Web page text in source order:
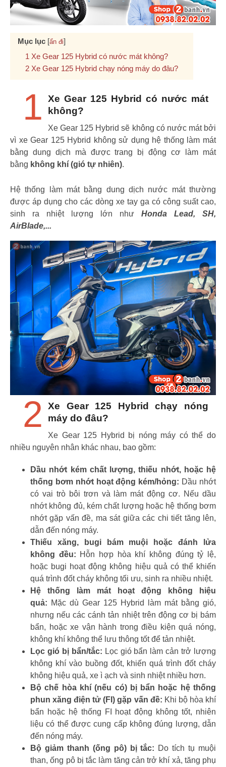
Mục lục [ẩn đi]
Xe Gear 125 Hybrid có nước mát không?
Xe Gear 125 Hybrid chạy nóng máy do đâu?
1
Xe Gear 125 Hybrid có nước mát
không?
Xe Gear 125 Hybrid sẽ không có nước mát bởi
vì xe Gear 125 Hybrid không sử dụng hệ thống làm mát
bằng dung dịch mà được trang bị động cơ làm mát
bằng không khí (gió tự nhiên).
Hệ thống làm mát bằng dung dịch nước mát thường
được áp dụng cho các dòng xe tay ga có công suất cao,
sinh ra nhiệt lượng lớn như Honda Lead, SH,
AirBlade,...
2
Xe Gear 125 Hybrid chạy nóng
máy do đâu?
Xe Gear 125 Hybrid bị nóng máy có thể do
nhiều nguyên nhân khác nhau, bao gồm:
Dầu nhớt kém chất lượng, thiếu nhớt, hoặc hệ
thống bơm nhớt hoạt động kém/hỏng: Dầu nhớt
có vai trò bôi trơn và làm mát động cơ. Nếu dầu
nhớt không đủ, kém chất lượng hoặc hệ thống bơm
nhớt gặp vấn đề, ma sát giữa các chi tiết tăng lên,
dẫn đến nóng máy.
Thiếu xăng, bugi bám muội hoặc đánh lửa
không đều: Hỗn hợp hòa khí không đúng tỷ lệ,
hoặc bugi hoạt động không hiệu quả có thể khiến
quá trình đốt cháy không tối ưu, sinh ra nhiều nhiệt.
Hệ thống làm mát hoạt động không hiệu
quả: Mặc dù Gear 125 Hybrid làm mát bằng gió,
nhưng nếu các cánh tản nhiệt trên động cơ bị bám
bẩn, hoặc xe vận hành trong điều kiện quá nóng,
không khí không thể lưu thông tốt để tản nhiệt.
Lọc gió bị bẩn/tắc: Lọc gió bẩn làm cản trở lượng
không khí vào buồng đốt, khiến quá trình đốt cháy
không hiệu quả, xe ì ạch và sinh nhiệt nhiều hơn.
Bộ chế hòa khí (nếu có) bị bẩn hoặc hệ thống
phun xăng điện tử (FI) gặp vấn đề: Khi bộ hòa khí
bẩn hoặc hệ thống FI hoạt động không tốt, nhiên
liệu có thể được cung cấp không đúng lượng, dẫn
đến nóng máy.
Bộ giảm thanh (ống pô) bị tắc: Do tích tụ muội
than, ống pô bị tắc làm tăng cản trở khí xả, tăng phụ